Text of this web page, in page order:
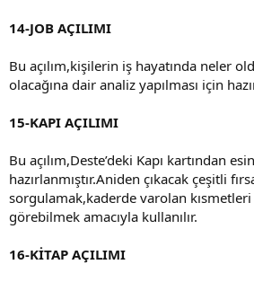
14-JOB AÇILIMI
Bu açılım,kişilerin iş hayatında neler
olacağına dair analiz yapılması için
15-KAPI AÇILIMI
Bu açılım,Deste’deki Kapı kartından
hazırlanmıştır.Aniden çıkacak çeşitli
sorgulamak,kaderde varolan
görebilmek amacıyla kullanılır.
16-KİTAP AÇILIMI